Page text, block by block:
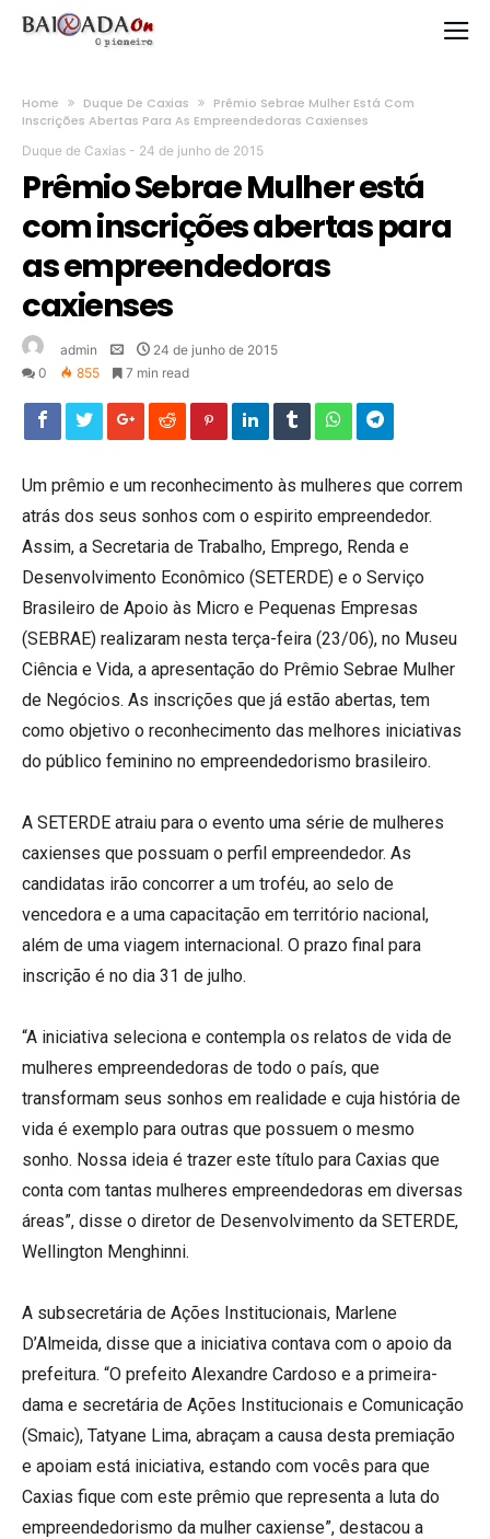
Home Duque De Caxias
Prêmio Sebrae Mulher Está Com
Inscrições Abertas Para As Empreendedoras Caxienses
Duque de Caxias - 24 de junho de 2015
Prêmio Sebrae Mulher está
com inscrições abertas para
as empreendedoras
caxienses
admin
24 de junho de 2015
0
855 7 min read
Um prêmio e um reconhecimento às mulheres que correm
atrás dos seus sonhos com o espirito empreendedor.
Assim, a Secretaria de Trabalho, Emprego, Renda e
Desenvolvimento Econômico (SETERDE) e o Serviço
Brasileiro de Apoio às Micro e Pequenas Empresas
(SEBRAE) realizaram nesta terça-feira (23/06), no Museu
Ciência e Vida, a apresentação do Prêmio Sebrae Mulher
de Negócios. As inscrições que já estão abertas, tem
como objetivo o reconhecimento das melhores iniciativas
do público feminino no empreendedorismo brasileiro.
A SETERDE atraiu para o evento uma série de mulheres
caxienses que possuam o perfil empreendedor. As
candidatas irão concorrer a um troféu, ao selo de
vencedora e a uma capacitação em território nacional,
além de uma viagem internacional. O prazo final para
inscrição é no dia 31 de julho.
“A iniciativa seleciona e contempla os relatos de vida de
mulheres empreendedoras de todo o país, que
transformam seus sonhos em realidade e cuja história de
vida é exemplo para outras que possuem o mesmo
sonho. Nossa ideia é trazer este título para Caxias que
conta com tantas mulheres empreendedoras em diversas
áreas”, disse o diretor de Desenvolvimento da SETERDE,
Wellington Menghinni.
A subsecretária de Ações Institucionais, Marlene
D’Almeida, disse que a iniciativa contava com o apoio da
prefeitura. “O prefeito Alexandre Cardoso e a primeira-
dama e secretária de Ações Institucionais e Comunicação
(Smaic), Tatyane Lima, abraçam a causa desta premiação
e apoiam está iniciativa, estando com vocês para que
Caxias fique com este prêmio que representa a luta do
empreendedorismo da mulher caxiense”, destacou a